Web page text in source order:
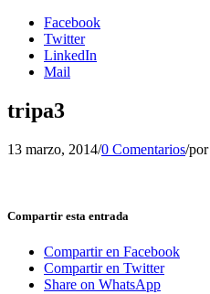
Facebook
Twitter
LinkedIn
Mail
tripa3
13 marzo, 2014/0 Comentarios/por
Compartir esta entrada
Compartir en Facebook
Compartir en Twitter
Share on WhatsApp